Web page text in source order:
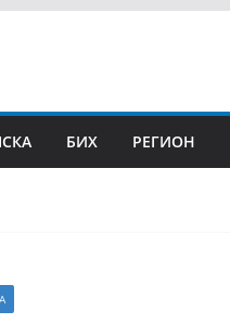
БИХ РЕГИОН